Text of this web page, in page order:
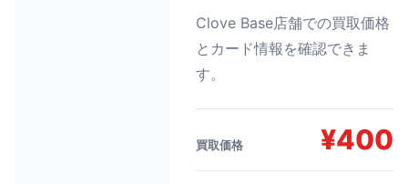
Clove Base店舗での買取価格
とカード情報を確認できま
す。
買取価格 ¥400